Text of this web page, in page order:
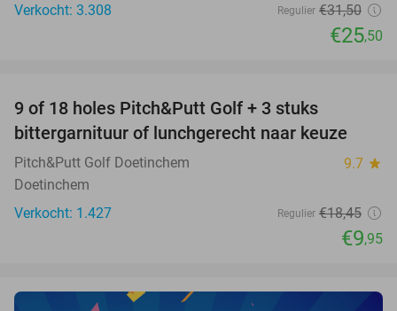
Verkocht: 3.308
Regulier €31,50
€25,50
9 of 18 holes Pitch&Putt Golf + 3 stuks
bittergarnituur of lunchgerecht naar keuze
Pitch&Putt Golf Doetinchem 9.7 star
Doetinchem
Verkocht: 1.427
Regulier €18,45
€9,95